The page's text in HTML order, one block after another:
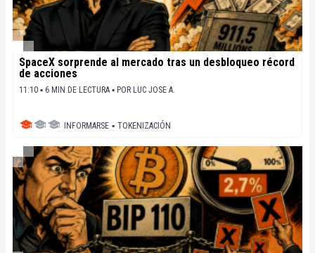
SpaceX sorprende al mercado tras un desbloqueo récord
de acciones
11:10 ▪ 6 MIN DE LECTURA ▪ POR LUC JOSE A.
INFORMARSE ▪ TOKENIZACIÓN